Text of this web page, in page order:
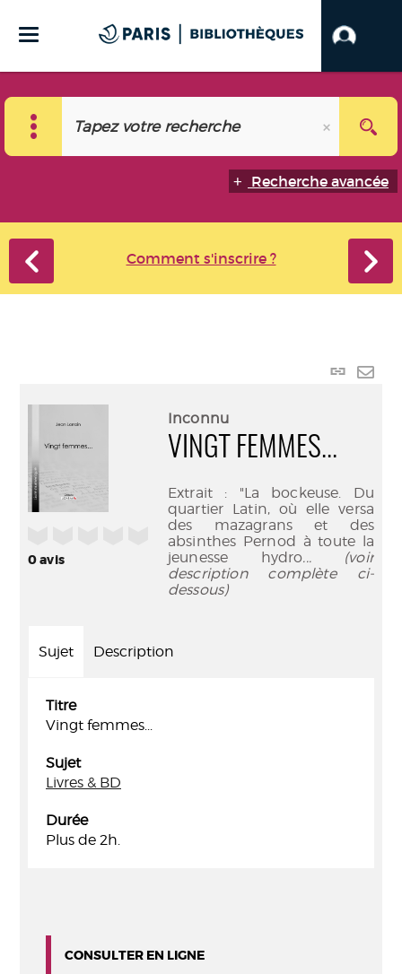
Recherche avancée
Comment s'inscrire ?
Lien
0avis
Inconnu
VINGT FEMMES...
Extrait : "La bockeuse. Du
quartier Latin, où elle versa
des mazagrans et des
absinthes Pernod à toute la
jeunesse hydro... (voir
description complète ci-
dessous)
Sujet Description
Titre
Vingt femmes...
Sujet
Livres & BD
Durée
Plus de 2h.
CONSULTER EN LIGNE